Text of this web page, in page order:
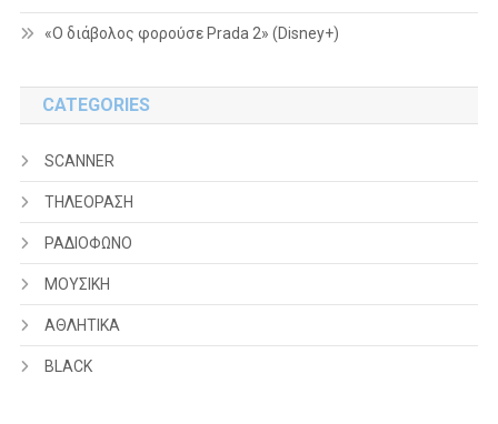
«Ο διάβολος φορούσε Prada 2» (Disney+)
CATEGORIES
SCANNER
ΤΗΛΕΟΡΑΣΗ
ΡΑΔΙΟΦΩΝΟ
ΜΟΥΣΙΚΗ
ΑΘΛΗΤΙΚΑ
BLACK